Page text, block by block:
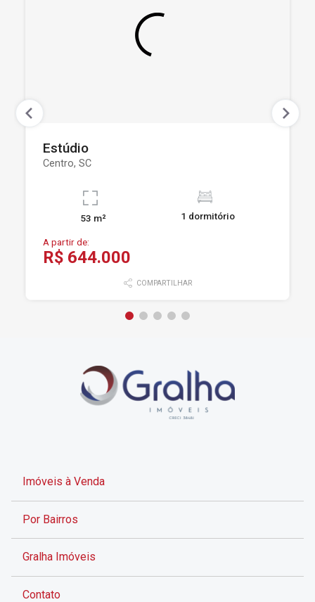
Estúdio
Centro, SC
53 m² 1 dormitório
A partir de:
R$ 644.000
COMPARTILHAR
Imóveis à Venda
Por Bairros
Gralha Imóveis
Contato